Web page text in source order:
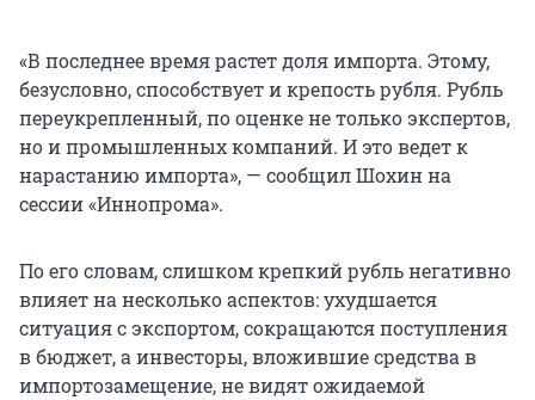
«В последнее время растет доля импорта. Этому,
безусловно, способствует и крепость рубля. Рубль
переукрепленный, по оценке не только экспертов,
но и промышленных компаний. И это ведет к
нарастанию импорта», — сообщил Шохин на
сессии «Иннопрома».
По его словам, слишком крепкий рубль негативно
влияет на несколько аспектов: ухудшается
ситуация с экспортом, сокращаются поступления
в бюджет, а инвесторы, вложившие средства в
импортозамещение, не видят ожидаемой